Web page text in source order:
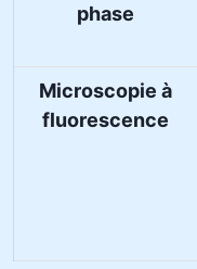
phase
Microscopie à
fluorescence